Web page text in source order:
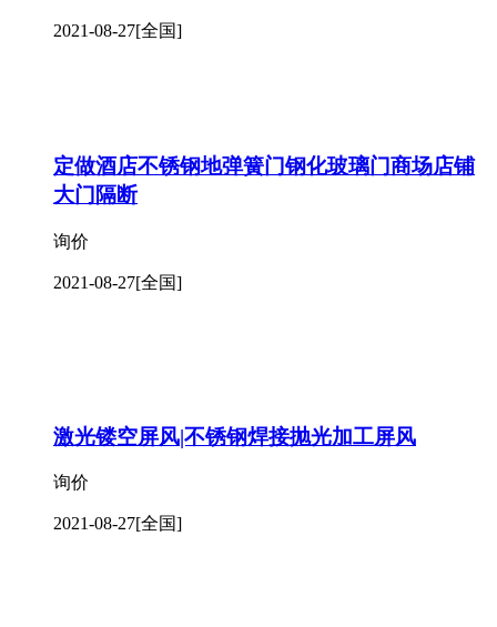
2021-08-27[全国]
定做酒店不锈钢地弹簧门钢化玻璃门商场店铺
大门隔断
询价
2021-08-27[全国]
激光镂空屏风|不锈钢焊接抛光加工屏风
询价
2021-08-27[全国]